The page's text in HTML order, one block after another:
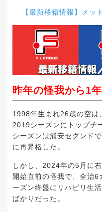
【最新移籍情報】メ
昨年の怪我から1
1998年生まれ26歳の空は
2019シーズンにトップチ
シーズンは浦安セグンド
に再昇格した。
しかし、2024年の5月に
開始直前の怪我で、全治6
ーズン終盤にリハビリ生
ばかりだった。